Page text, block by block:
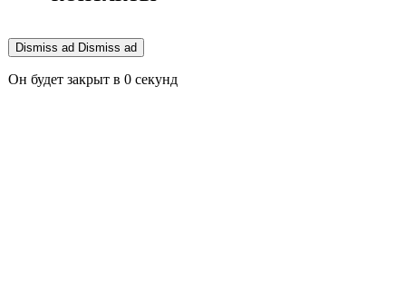
Dismiss ad Dismiss ad
Он будет закрыт в 0 секунд